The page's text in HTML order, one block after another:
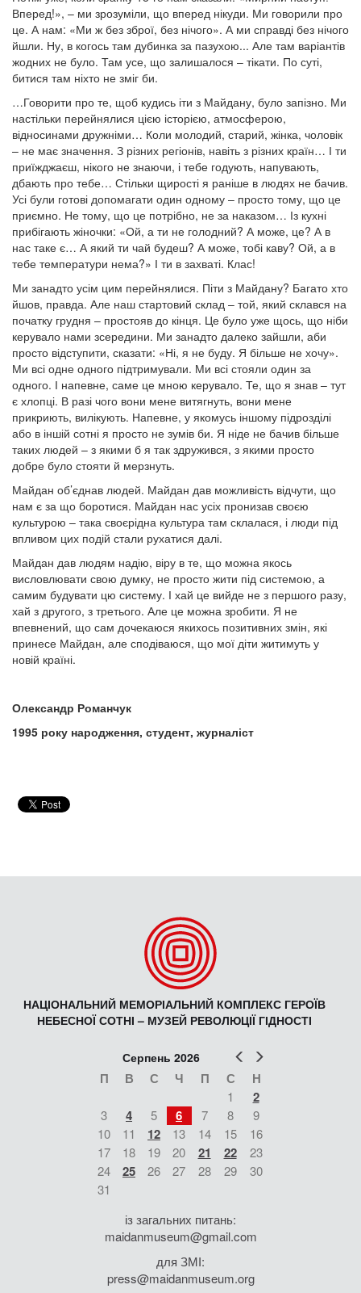
Вперед!», – ми зрозуміли, що вперед нікуди. Ми говорили про
це. А нам: «Ми ж без зброї, без нічого». А ми справді без нічого
йшли. Ну, в когось там дубинка за пазухою... Але там варіантів
жодних не було. Там усе, що залишалося – тікати. По суті,
битися там ніхто не зміг би.
…Говорити про те, щоб кудись іти з Майдану, було запізно. Ми
настільки перейнялися цією історією, атмосферою,
відносинами дружніми… Коли молодий, старий, жінка, чоловік
– не має значення. З різних регіонів, навіть з різних країн… І ти
приїжджаєш, нікого не знаючи, і тебе годують, напувають,
дбають про тебе… Стільки щирості я раніше в людях не бачив.
Усі були готові допомагати один одному – просто тому, що це
приємно. Не тому, що це потрібно, не за наказом… Із кухні
прибігають жіночки: «Ой, а ти не голодний? А може, це? А в
нас таке є… А який ти чай будеш? А може, тобі каву? Ой, а в
тебе температури нема?» І ти в захваті. Клас!
Ми занадто усім цим перейнялися. Піти з Майдану? Багато хто
йшов, правда. Але наш стартовий склад – той, який склався на
початку грудня – простояв до кінця. Це було уже щось, що ніби
керувало нами зсередини. Ми занадто далеко зайшли, аби
просто відступити, сказати: «Ні, я не буду. Я більше не хочу».
Ми всі одне одного підтримували. Ми всі стояли один за
одного. І напевне, саме це мною керувало. Те, що я знав – тут
є хлопці. В разі чого вони мене витягнуть, вони мене
прикриють, вилікують. Напевне, у якомусь іншому підрозділі
або в іншій сотні я просто не зумів би. Я ніде не бачив більше
таких людей – з якими б я так здружився, з якими просто
добре було стояти й мерзнуть.
Майдан об’єднав людей. Майдан дав можливість відчути, що
нам є за що боротися. Майдан нас усіх пронизав своєю
культурою – така своєрідна культура там склалася, і люди під
впливом цих подій стали рухатися далі.
Майдан дав людям надію, віру в те, що можна якось
висловлювати свою думку, не просто жити під системою, а
самим будувати цю систему. І хай це вийде не з першого разу,
хай з другого, з третього. Але це можна зробити. Я не
впевнений, що сам дочекаюся якихось позитивних змін, які
принесе Майдан, але сподіваюся, що мої діти житимуть у
новій країні.
Олександр Романчук
1995 року народження, студент, журналіст
НАЦІОНАЛЬНИЙ МЕМОРІАЛЬНИЙ КОМПЛЕКС ГЕРОЇВ
НЕБЕСНОЇ СОТНІ – МУЗЕЙ РЕВОЛЮЦІЇ ГІДНОСТІ
Попер
Серпень 2026
П В С Ч П С Н
1 2
3 4 5 6 7 8
9
10
11 12 13 14 15
16
17
18 19 20 21 22
23
24
25 26 27 28 29
30
31
із загальних питань:
maidanmuseum@gmail.com
для ЗМІ:
press@maidanmuseum.org